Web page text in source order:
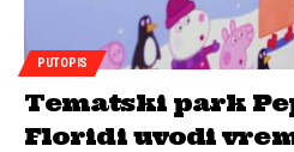
PUTOPIS
Tematski park
Floridi uvodi